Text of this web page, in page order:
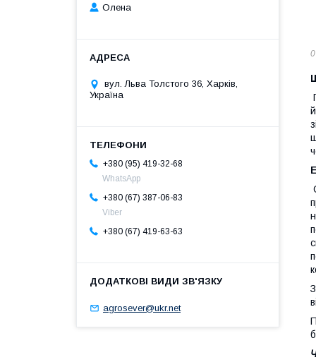
Олена
вул. Льва Толстого 36, Харків,
Україна
+380 (95) 419-32-68
WhatsApp
+380 (67) 387-06-83
Viber
+380 (67) 419-63-63
agrosever@ukr.net